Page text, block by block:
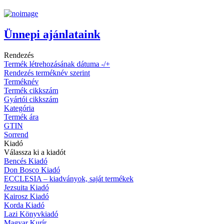
Ünnepi ajánlataink
Rendezés
Termék létrehozásának dátuma -/+
Rendezés terméknév szerint
Terméknév
Termék cikkszám
Gyártói cikkszám
Kategória
Termék ára
GTIN
Sorrend
Kiadó
Válassza ki a kiadót
Bencés Kiadó
Don Bosco Kiadó
ECCLESIA – kiadványok, saját termékek
Jezsuita Kiadó
Kairosz Kiadó
Korda Kiadó
Lazi Könyvkiadó